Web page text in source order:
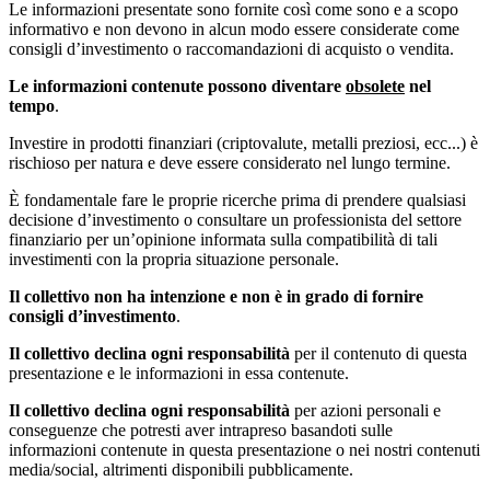
Le informazioni presentate sono fornite così come sono e a scopo
informativo e non devono in alcun modo essere considerate come
consigli d’investimento o raccomandazioni di acquisto o vendita.
Le informazioni contenute possono diventare obsolete nel
tempo.
Investire in prodotti finanziari (criptovalute, metalli preziosi, ecc...) è
rischioso per natura e deve essere considerato nel lungo termine.
È fondamentale fare le proprie ricerche prima di prendere qualsiasi
decisione d’investimento o consultare un professionista del settore
finanziario per un’opinione informata sulla compatibilità di tali
investimenti con la propria situazione personale.
Il collettivo non ha intenzione e non è in grado di fornire
consigli d’investimento.
Il collettivo declina ogni responsabilità per il contenuto di questa
presentazione e le informazioni in essa contenute.
Il collettivo declina ogni responsabilità per azioni personali e
conseguenze che potresti aver intrapreso basandoti sulle
informazioni contenute in questa presentazione o nei nostri contenuti
media/social, altrimenti disponibili pubblicamente.